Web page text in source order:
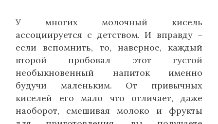
У многих молочный кисель
ассоциируется с детством. И вправду –
если вспомнить, то, наверное, каждый
второй пробовал этот густой
необыкновенный напиток именно
будучи маленьким. От привычных
киселей его мало что отличает, даже
наоборот, смешивая молоко и фрукты